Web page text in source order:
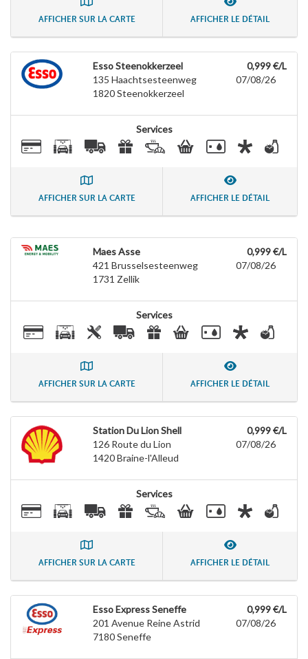
AFFICHER SUR LA CARTE AFFICHER LE DÉTAIL
Esso Steenokkerzeel
135 Haachtsesteenweg
1820Steenokkerzeel
0,999 €/L
07/08/26
Services
AFFICHER SUR LA CARTE AFFICHER LE DÉTAIL
Maes Asse
421 Brusselsesteenweg
1731 Zellik
0,999 €/L
07/08/26
Services
AFFICHER SUR LA CARTE AFFICHER LE DÉTAIL
Station Du Lion Shell
126 Route du Lion
1420Braine-l'Alleud
0,999 €/L
07/08/26
Services
AFFICHER SUR LA CARTE AFFICHER LE DÉTAIL
Esso Express Seneffe
201 Avenue Reine Astrid
7180Seneffe
0,999 €/L
07/08/26